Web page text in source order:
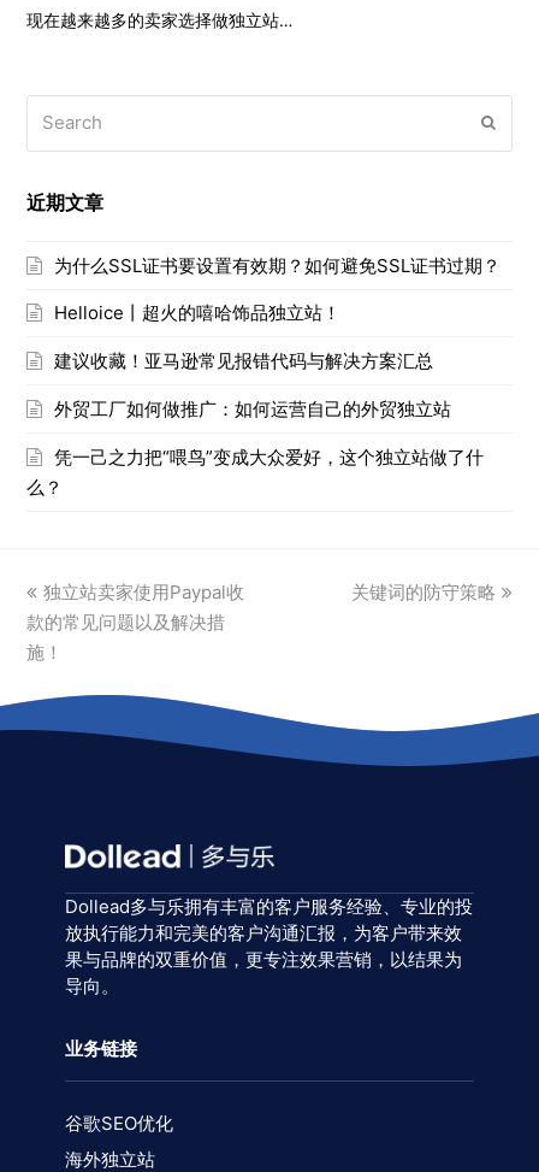
现在越来越多的卖家选择做独立站…
近期文章
为什么SSL证书要设置有效期？如何避免SSL证书过期？
Helloice丨超火的嘻哈饰品独立站！
建议收藏！亚马逊常见报错代码与解决方案汇总
外贸工厂如何做推广：如何运营自己的外贸独立站
凭一己之力把“喂鸟”变成大众爱好，这个独立站做了什
么？
previous
post:
独立站卖家使用Paypal收
款的常见问题以及解决措
施！
next
关键词的防守策略
Dollead多与乐拥有丰富的客户服务经验、专业的投
放执行能力和完美的客户沟通汇报，为客户带来效
果与品牌的双重价值，更专注效果营销，以结果为
导向。
业务链接
谷歌SEO优化
海外独立站